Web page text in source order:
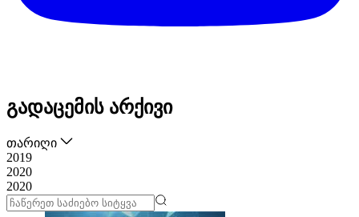
გადაცემის არქივი
თარიღი
2019
2020
2020